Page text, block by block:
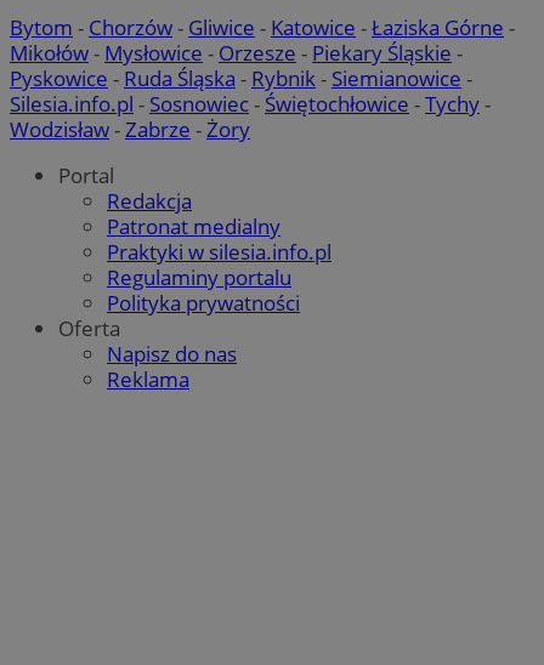
Bytom - Chorzów- Gliwice - Katowice -Łaziska Górne -
Mikołów- Mysłowice - Orzesze - Piekary Śląskie -
Pyskowice - Ruda Śląska - Rybnik- Siemianowice -
Silesia.info.pl - Sosnowiec- Świętochłowice -Tychy-
Wodzisław-Zabrze -Żory
Portal
Redakcja
Patronat medialny
Praktyki w silesia.info.pl
Regulaminy portalu
Polityka prywatności
Oferta
Napisz do nas
Reklama